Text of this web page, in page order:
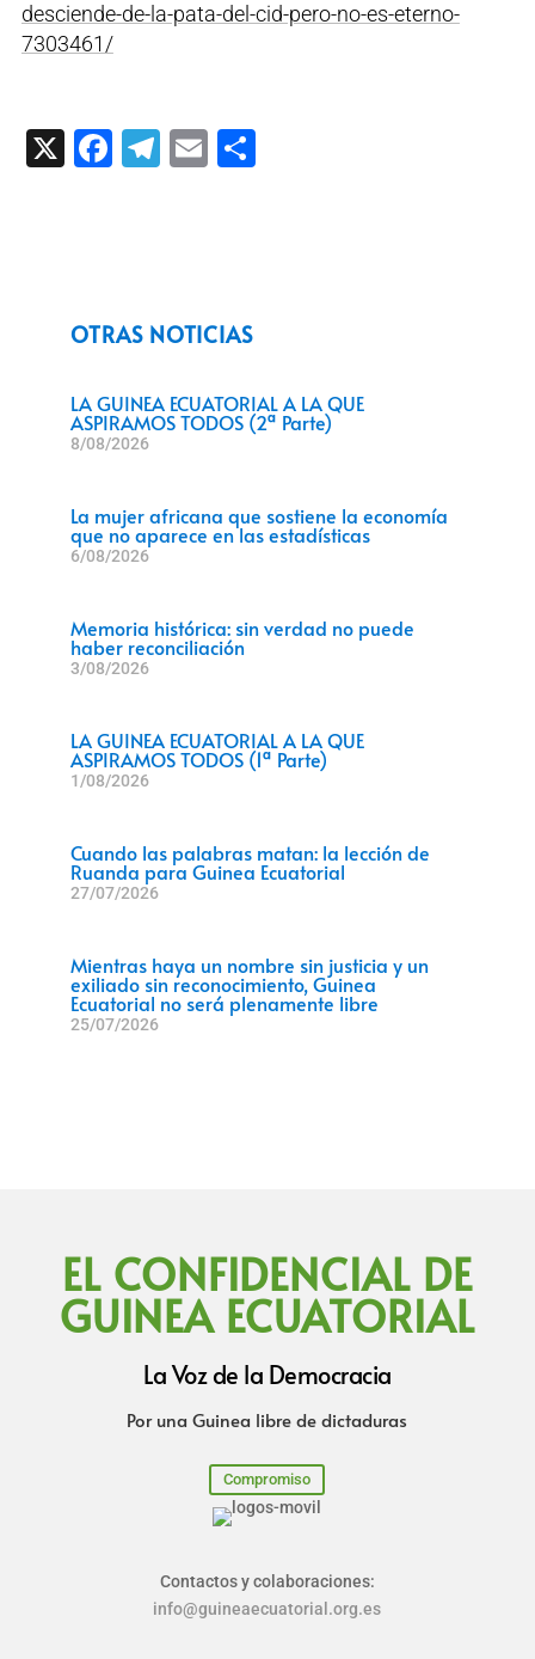
desciende-de-la-pata-del-cid-pero-no-es-eterno-
7303461/
X Facebook
Telegram
EmailCompartir
OTRAS NOTICIAS
LA GUINEA ECUATORIAL A LA QUE
ASPIRAMOS TODOS (2ª Parte)
8/08/2026
La mujer africana que sostiene la economía
que no aparece en las estadísticas
6/08/2026
Memoria histórica: sin verdad no puede
haber reconciliación
3/08/2026
LA GUINEA ECUATORIAL A LA QUE
ASPIRAMOS TODOS (1ª Parte)
1/08/2026
Cuando las palabras matan: la lección de
Ruanda para Guinea Ecuatorial
27/07/2026
Mientras haya un nombre sin justicia y un
exiliado sin reconocimiento, Guinea
Ecuatorial no será plenamente libre
25/07/2026
EL CONFIDENCIAL DE
GUINEA ECUATORIAL
La Voz de la Democracia
Por una Guinea libre de dictaduras
Compromiso
Contactos y colaboraciones:
info@guineaecuatorial.org.es